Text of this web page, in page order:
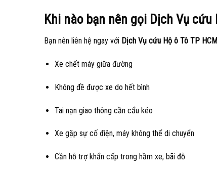
Khi nào bạn nên gọi Dịch Vụ cứu
Bạn nên liên hệ ngay với Dịch Vụ cứu Hộ ô Tô TP HCM
Xe chết máy giữa đường
Không đề được xe do hết bình
Tai nạn giao thông cần cẩu kéo
Xe gặp sự cố điện, máy không thể di chuyển
Cần hỗ trợ khẩn cấp trong hầm xe, bãi đỗ